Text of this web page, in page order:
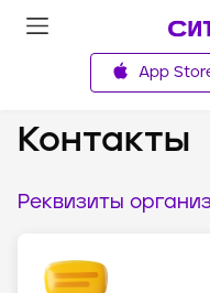
App
О компании
Контакты
Реквизиты